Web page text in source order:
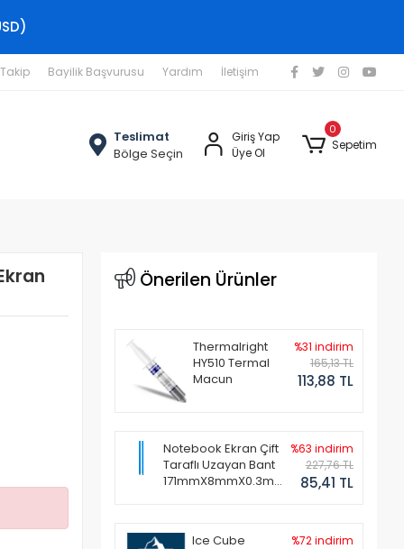
Bayilik Başvurusu Yardım İletişim
Teslimat
Bölge Seçin
Giriş Yap
Üye Ol
0
Sepetim
Önerilen Ürünler
Thermalright
HY510 Termal
Macun
%31 indirim
165,13 TL
113,88 TL
Notebook Ekran Çift
Taraflı Uzayan Bant
171mmX8mmX0.3mm
%63 indirim
227,76 TL
85,41 TL
Ice Cube
%72 indirim